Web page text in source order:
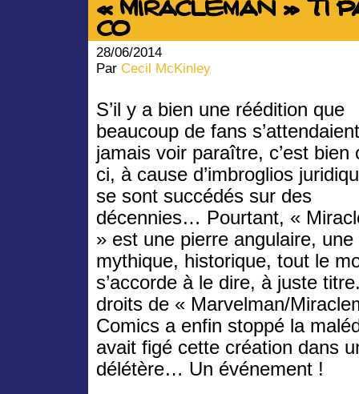
« Miracleman » T1
co
28/06/2014
Par Cecil McKinley
S’il y a bien une réédition que
beaucoup de fans
jamais voir paraître, c’est bien
ci, à cause d’imbroglios
se sont succédés sur des
décennies… Pourtant, «
» est une pierre angulaire, une
mythique, historique, tout le
s’accorde à le dire, à juste
droits de « Marvelman/
Comics a enfin stoppé la
avait figé cette création dans
délétère… Un événement !